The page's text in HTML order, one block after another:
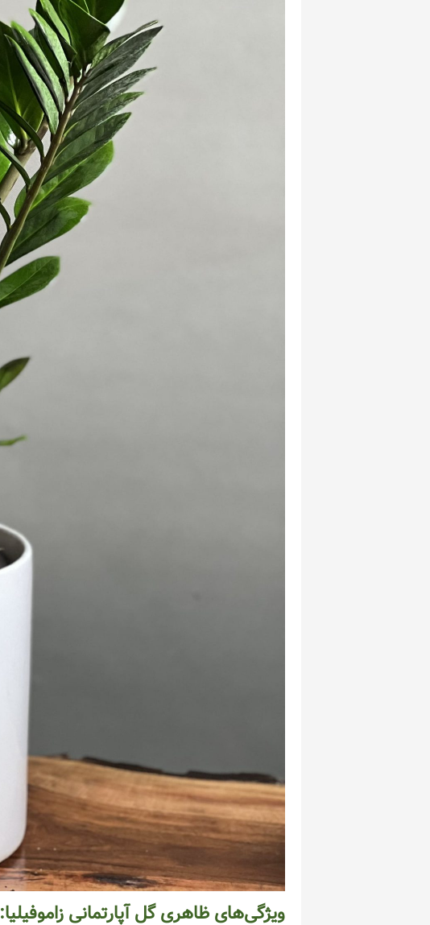
ویژگی‌های ظاهری گل آپارتمانی زاموفیلیا: